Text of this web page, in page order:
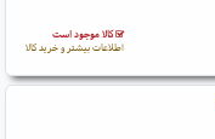
کالا موجود است
اطلاعات بیشتر و خرید کالا